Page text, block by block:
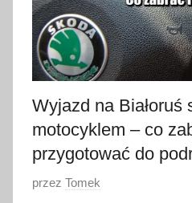
Wyjazd na Białoruś
motocyklem – co
przygotować do
O
przez Tomek